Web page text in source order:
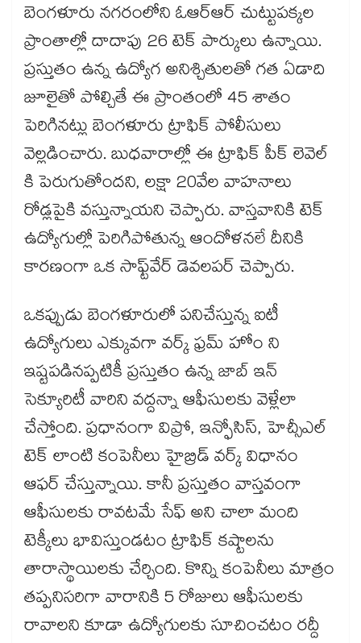
బెంగళూరు నగరంలోని ఓఆర్ఆర్ చుట్టుపక్కల
ప్రాంతాల్లో దాదాపు 26 టెక్ పార్కులు ఉన్నాయి.
ప్రస్తుతం ఉన్న ఉద్యోగ అనిశ్చితులతో గత ఏడాది
జూలైతో పోల్చితే ఈ ప్రాంతంలో 45 శాతం
పెరిగినట్లు బెంగళూరు ట్రాఫిక్ పోలీసులు
వెల్లడించారు. బుధవారాల్లో ఈ ట్రాఫిక్ పీక్ లెవెల్
కి పెరుగుతోందని, లక్షా 20వేల వాహనాలు
రోడ్లపైకి వస్తున్నాయని చెప్పారు. వాస్తవానికి టెక్
ఉద్యోగుల్లో పెరిగిపోతున్న ఆందోళనలే దీనికి
కారణంగా ఒక సాఫ్ట్‌వేర్ డెవలపర్ చెప్పారు.
ఒకప్పుడు బెంగళూరులో పనిచేస్తున్న ఐటీ
ఉద్యోగులు ఎక్కువగా వర్క్ ఫ్రమ్ హోం ని
ఇష్టపడినప్పటికీ ప్రస్తుతం ఉన్న జాబ్ ఇన్
సెక్యూరిటీ వారిని వద్దన్నా ఆఫీసులకు వెళ్లేలా
చేస్తోంది. ప్రధానంగా విప్రో, ఇన్ఫోసిస్, హెచ్సీఎల్
టెక్ లాంటి కంపెనీలు హైబ్రిడ్ వర్క్ విధానం
ఆఫర్ చేస్తున్నాయి. కానీ ప్రస్తుతం వాస్తవంగా
ఆఫీసులకు రావటమే సేఫ్ అని చాలా మంది
టెక్కీలు భావిస్తుండటం ట్రాఫిక్ కష్టాలను
తారాస్థాయిలకు చేర్చింది. కొన్ని కంపెనీలు మాత్రం
తప్పనిసరిగా వారానికి 5 రోజులు ఆఫీసులకు
రావాలని కూడా ఉద్యోగులకు సూచించటం రద్దీ